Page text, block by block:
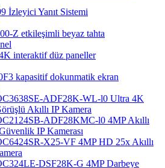
İzleyici Yanıt Sistemi
Z etkileşimli beyaz tahta
interaktif düz paneller
kapasitif dokunmatik ekran
ADF28K-WL-l0 ​​Ultra 4K
Akıllı IP Kamera
ADF28KMC-l0 4MP Akıllı
IP Kamerası
X25-VF 4MP HD 25x Akıllı
DSF28K-G 4MP Darbeye